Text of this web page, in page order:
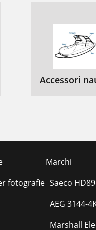
Accessori
Marchi
fotografie Saeco
AEG 3144-
Marshall